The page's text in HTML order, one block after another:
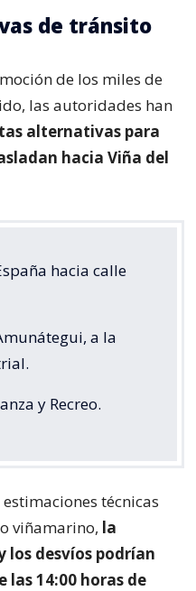
de tránsito
de los miles de
las autoridades han
alternativas para
hacia Viña del
hacia calle
a la
y Recreo.
técnicas
viñamarino, la
desvíos podrían
las 14:00 horas de